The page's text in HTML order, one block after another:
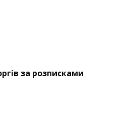
за розписками